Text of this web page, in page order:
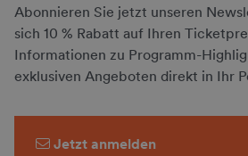
Abonnieren Sie jetzt unseren
sich 10 % Rabatt auf Ihren
Informationen zu Programm-
exklusiven Angeboten direkt in Ihr
Jetzt anmelden